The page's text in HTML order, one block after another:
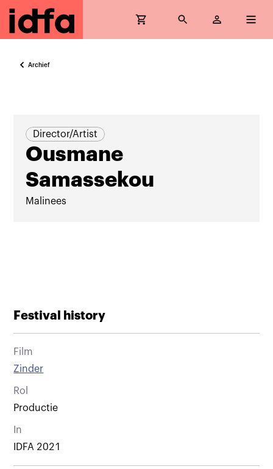
Archief
Director/Artist
Ousmane
Samassekou
Malinees
Festival history
Film
Zinder
Rol
Productie
In
IDFA 2021